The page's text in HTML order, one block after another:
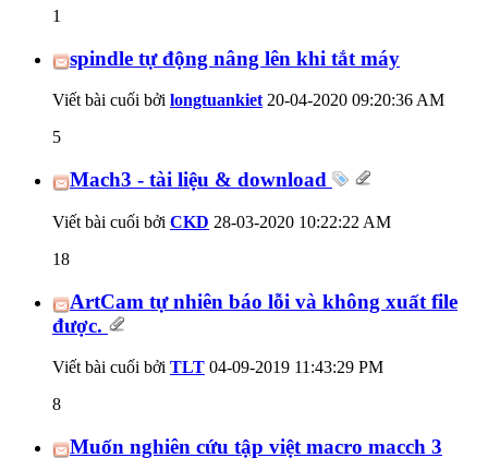
1
spindle tự động nâng lên khi tắt máy
Viết bài cuối bởi longtuankiet20-04-2020 09:20:36 AM
5
Mach3 - tài liệu & download
Viết bài cuối bởi CKD 28-03-2020 10:22:22 AM
18
ArtCam tự nhiên báo lỗi và không xuất file
được.
Viết bài cuối bởi TLT 04-09-2019 11:43:29 PM
8
Muốn nghiên cứu tập việt macro macch 3